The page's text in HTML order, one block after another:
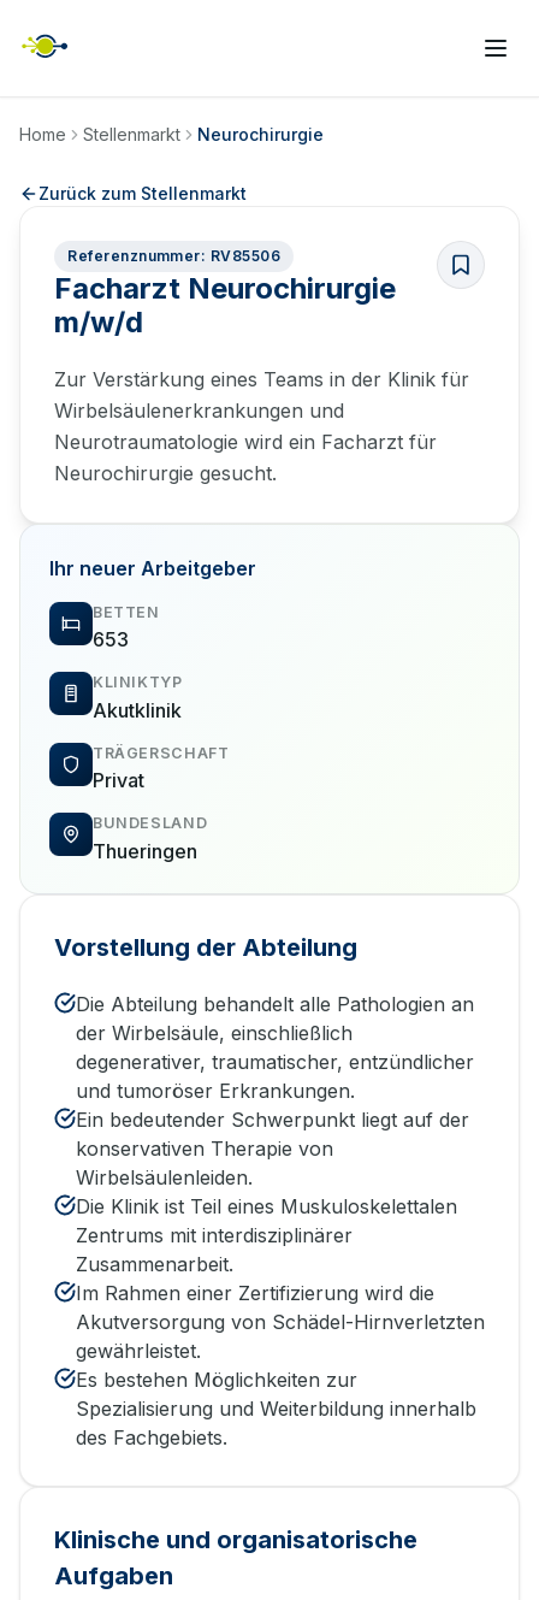
Home Stellenmarkt Neurochirurgie
Zurück zum Stellenmarkt
Referenznummer: RV85506
Facharzt Neurochirurgie
m/w/d
Zur Verstärkung eines Teams in der Klinik für
Wirbelsäulenerkrankungen und
Neurotraumatologie wird ein Facharzt für
Neurochirurgie gesucht.
Ihr neuer Arbeitgeber
BETTEN
653
KLINIKTYP
Akutklinik
TRÄGERSCHAFT
Privat
BUNDESLAND
Thueringen
Vorstellung der Abteilung
Die Abteilung behandelt alle Pathologien an
der Wirbelsäule, einschließlich
degenerativer, traumatischer, entzündlicher
und tumoröser Erkrankungen.
Ein bedeutender Schwerpunkt liegt auf der
konservativen Therapie von
Wirbelsäulenleiden.
Die Klinik ist Teil eines Muskuloskelettalen
Zentrums mit interdisziplinärer
Zusammenarbeit.
Im Rahmen einer Zertifizierung wird die
Akutversorgung von Schädel-Hirnverletzten
gewährleistet.
Es bestehen Möglichkeiten zur
Spezialisierung und Weiterbildung innerhalb
des Fachgebiets.
Klinische und organisatorische
Aufgaben